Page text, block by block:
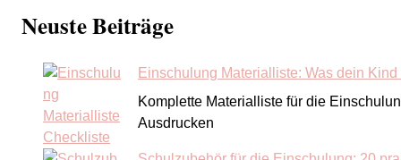
Neuste Beiträge
Einschulung Materialliste: Was dein
Komplette Materialliste für die
Ausdrucken